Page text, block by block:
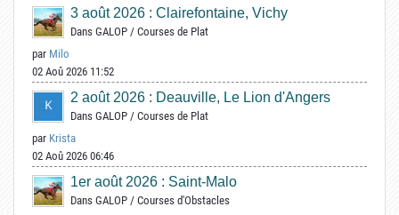
3 août 2026 : Clairefontaine, Vichy
Dans GALOP / Courses de Plat
par Milo
02 Aoû 2026 11:52
2 août 2026 : Deauville, Le Lion d'Angers
Dans GALOP / Courses de Plat
par Krista
02 Aoû 2026 06:46
1er août 2026 : Saint-Malo
Dans GALOP / Courses d'Obstacles